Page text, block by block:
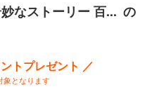
なストーリー 百... の
トプレゼント ／
象となります